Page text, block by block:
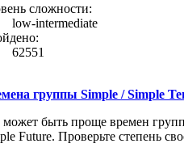
сложности:
low-intermediate
62551
группы Simple / Simple
быть проще времен
Future. Проверьте степень